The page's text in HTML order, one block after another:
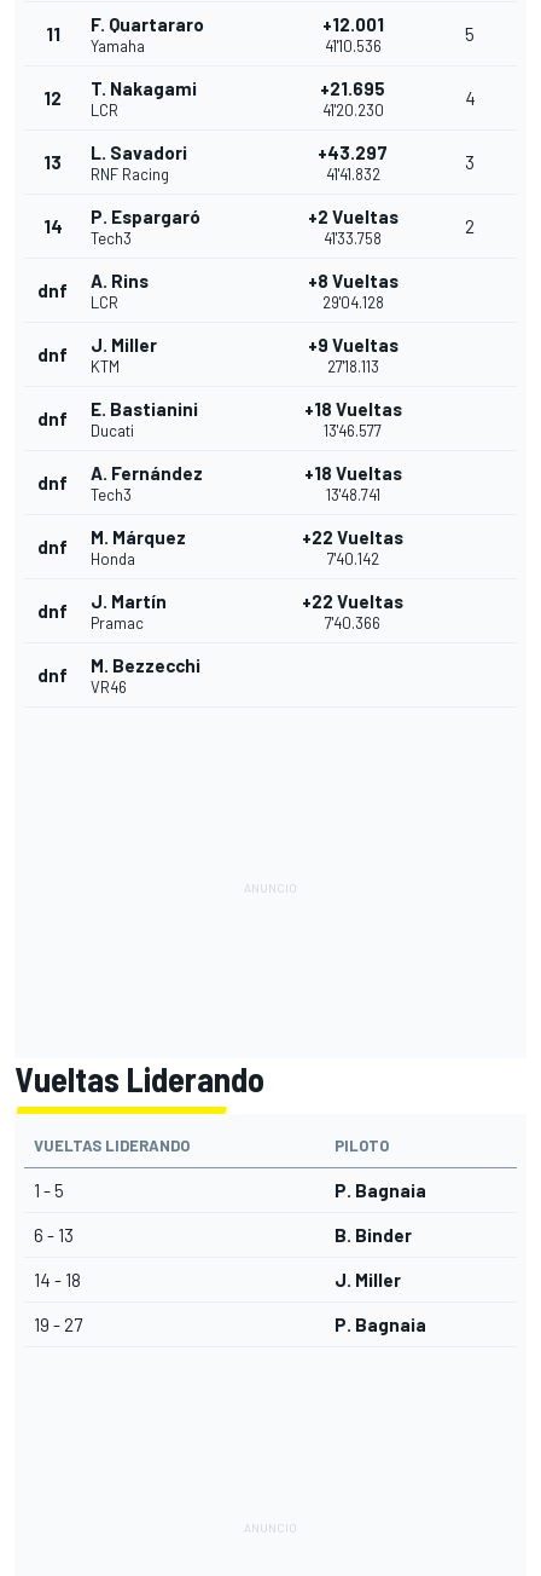
11 F. Quartararo
Yamaha
+12.001
41'10.536
5
12 T. Nakagami
LCR
+21.695
41'20.230
4
13 L. Savadori
RNF Racing
+43.297
41'41.832
3
14 P. Espargaró
Tech3
+2 Vueltas
41'33.758
2
dnf A. Rins
LCR
+8 Vueltas
29'04.128
dnf J. Miller
KTM
+9 Vueltas
27'18.113
dnf E. Bastianini
Ducati
+18 Vueltas
13'46.577
dnf A. Fernández
Tech3
+18 Vueltas
13'48.741
dnf M. Márquez
Honda
+22 Vueltas
7'40.142
dnf J. Martín
Pramac
+22 Vueltas
7'40.366
dnf M. Bezzecchi
VR46
Vueltas Liderando
VUELTAS LIDERANDO PILOTO
1 - 5 P. Bagnaia
6 - 13 B. Binder
14 - 18 J. Miller
19 - 27 P. Bagnaia